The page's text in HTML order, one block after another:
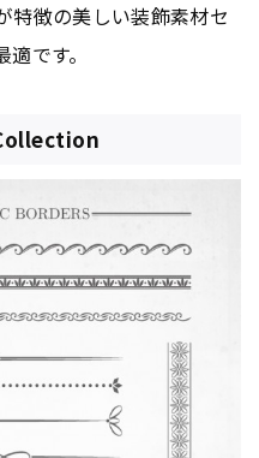
特徴の美しい装飾素材セ
です。